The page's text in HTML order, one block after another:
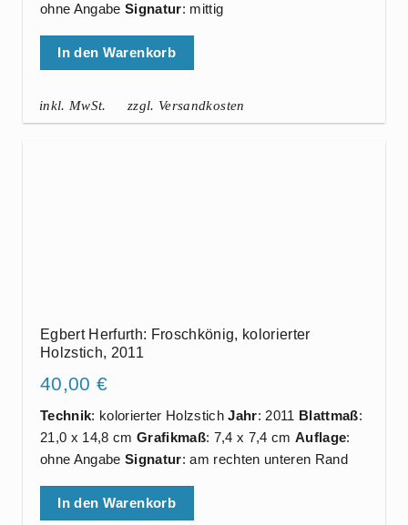
ohne Angabe Signatur: mittig
In den Warenkorb
inkl. MwSt. zzgl. Versandkosten
Egbert Herfurth: Froschkönig, kolorierter
Holzstich, 2011
40,00 €
Technik: kolorierter HolzstichJahr: 2011 Blattmaß:
21,0 x 14,8 cm Grafikmaß: 7,4 x 7,4 cmAuflage:
ohne Angabe Signatur: am rechten unteren Rand
In den Warenkorb